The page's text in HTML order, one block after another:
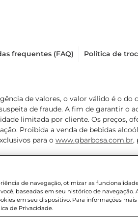
frequentes (FAQ) Política de
de valores, o valor válido é o
de fraude. A fim de garantir
limitada por cliente. Os preços,
Proibida a venda de bebidas
para o www.gbarbosa.com.br,
de navegação, otimizar as
baseadas em seu histórico de navegação.
em seu dispositivo. Para informações
de Privacidade.